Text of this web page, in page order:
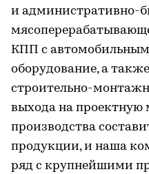
и административно-
КПП с
оборудование, а
строительно-
выхода на проектную
производства
продукции, и наша
ряд с крупнейшими